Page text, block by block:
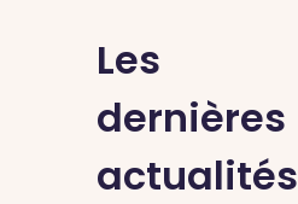
Les
dernières
actualités